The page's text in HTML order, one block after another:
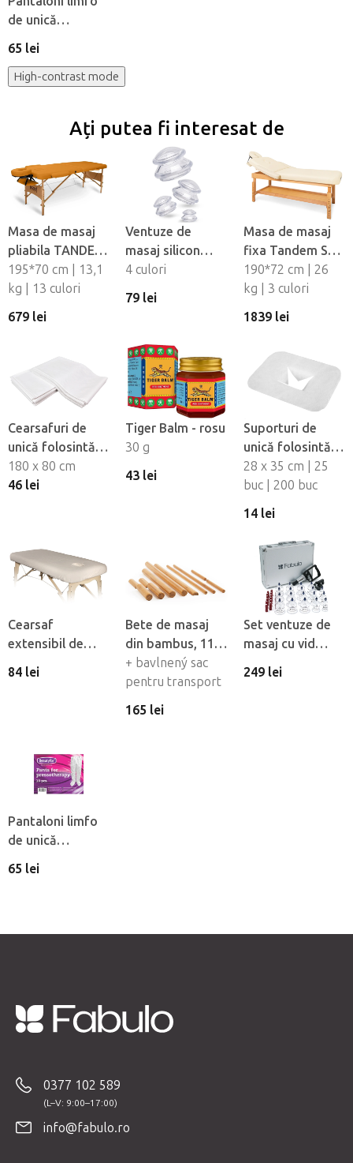
de unică
folosintă din
Beautyfor®, 10
65 lei
High-contrast mode
Ați putea fi interesat de
Masa de masaj
pliabila TANDEM
Basic-2
195*70 cm | 13,1
kg | 13 culori
679 lei
Ventuze de
masaj silicon
Fabulo
Mushroom - set,
4 culori
79 lei
Masa de masaj
fixa Tandem Spa
Luna V2
190*72 cm | 26
kg | 3 culori
1839 lei
Cearsafuri de
unică folosintă
impermeabile
Fabulo, 10 buc
180 x 80 cm
46 lei
Tiger Balm - rosu
30 g
43 lei
Suporturi de
unică folosintă
pentru orificiul
fetei din material
netesut Fabulo
28 x 35 cm | 25
buc | 200 buc
14 lei
Cearsaf
extensibil de
flanel Fabulo cu
84 lei
Bete de masaj
din bambus, 11
buc
+ bavlnený sac
pentru transport
165 lei
Set ventuze de
masaj cu vid
Fabulo Luxury 19
249 lei
Pantaloni limfo
de unică
folosintă din
65 lei
0377 102 589
info@fabulo.ro